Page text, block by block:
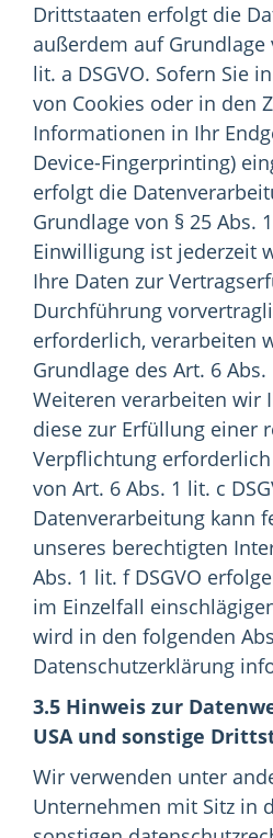
Drittstaaten erfolgt die
außerdem auf Grundlage
lit. a DSGVO. Sofern Sie
von Cookies oder in den
Informationen in Ihr
Device-Fingerprinting)
erfolgt die
Grundlage von § 25 Abs.
Einwilligung ist jederzeit
Ihre Daten zur
Durchführung
erforderlich, verarbeiten
Grundlage des Art. 6 Abs.
Weiteren verarbeiten wir
diese zur Erfüllung einer
Verpflichtung
von Art. 6 Abs. 1 lit. c
Datenverarbeitung kann
unseres berechtigten
Abs. 1 lit. f DSGVO
im Einzelfall
wird in den folgenden
Datenschutzerklärung
3.5 Hinweis zur
USA und sonstige
Wir verwenden unter
Unternehmen mit Sitz in